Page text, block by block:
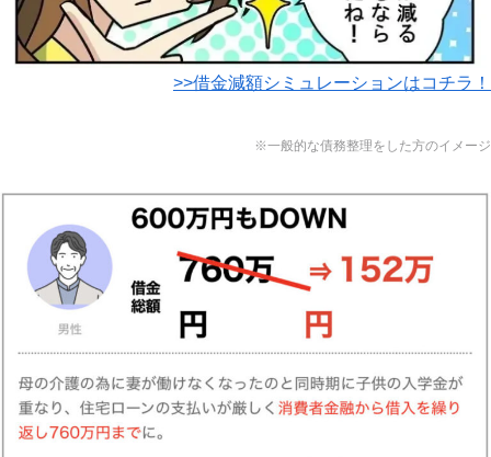
>>借金減額シミュレーションはコチラ！
※一般的な債務整理をした方のイメージ